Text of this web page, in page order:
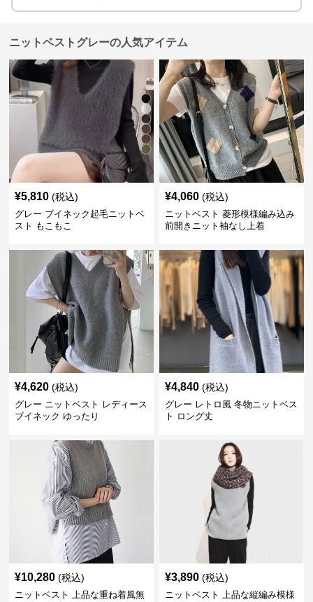
ニットベストグレーの人気アイテム
¥5,810 (税込)
グレー ブイネック起毛ニットベ
スト もこもこ
¥4,060 (税込)
ニットベスト 菱形模様編み込み
前開きニット袖なし上着
¥4,620 (税込)
グレー ニットベスト レディース
ブイネック ゆったり
¥4,840 (税込)
グレー レトロ風 冬物ニットベス
ト ロング丈
¥10,280 (税込)
ニットベスト 上品な重ね着風無
¥3,890 (税込)
ニットベスト 上品な縦編み模様